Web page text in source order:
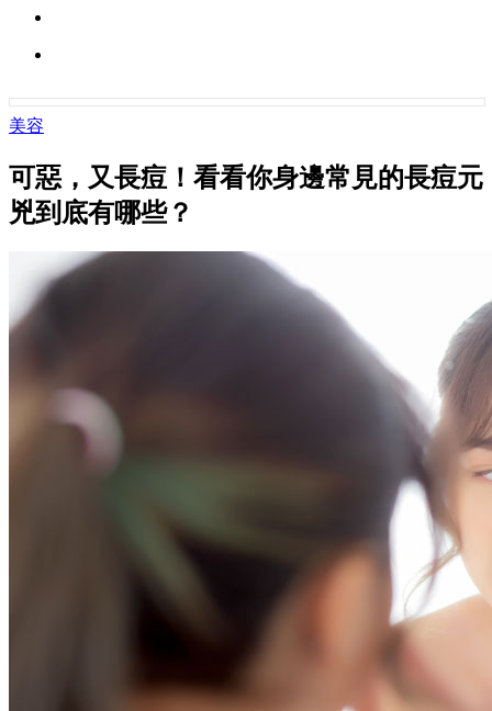
美容
可惡，又長痘！看看你身邊常見的長痘元
兇到底有哪些？